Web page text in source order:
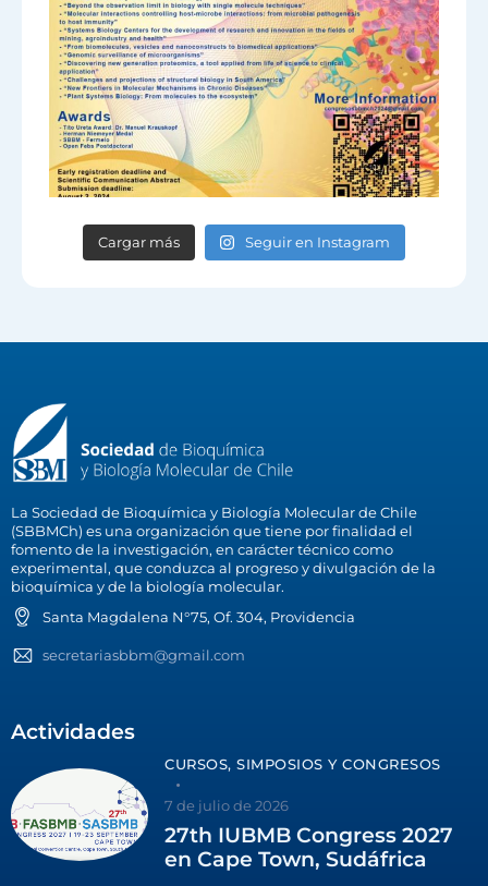
Cargar más Seguir en Instagram
La Sociedad de Bioquímica y Biología Molecular de Chile
(SBBMCh) es una organización que tiene por finalidad el
fomento de la investigación, en carácter técnico como
experimental, que conduzca al progreso y divulgación de la
bioquímica y de la biología molecular.
Santa Magdalena N°75, Of. 304, Providencia
secretariasbbm@gmail.com
Actividades
CURSOS, SIMPOSIOS Y CONGRESOS
7 de julio de 2026
27th IUBMB Congress 2027
en Cape Town, Sudáfrica